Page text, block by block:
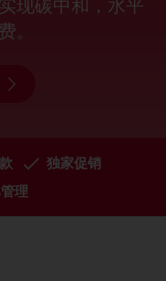
。
独家促销
理